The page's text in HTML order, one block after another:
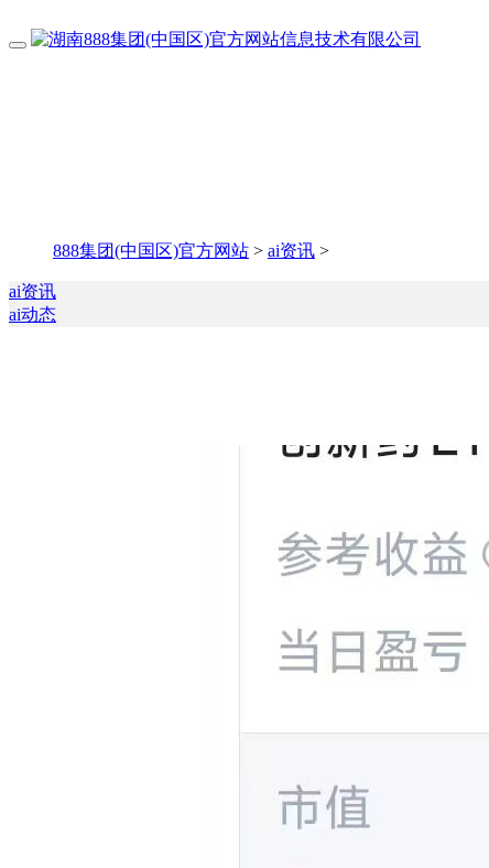
888集团(中国区)官方网站 > ai资讯 >
ai资讯
ai动态